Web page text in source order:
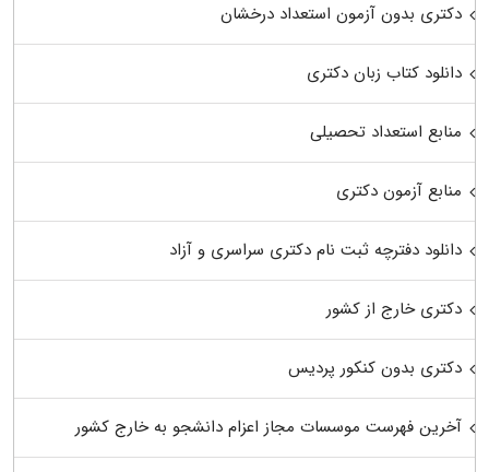
دکتری بدون آزمون استعداد درخشان
دانلود کتاب زبان دکتری
منابع استعداد تحصیلی
منابع آزمون دکتری
دانلود دفترچه ثبت نام دکتری سراسری و آزاد
دکتری خارج از کشور
دکتری بدون کنکور پردیس
آخرین فهرست موسسات مجاز اعزام دانشجو به خارج کشور